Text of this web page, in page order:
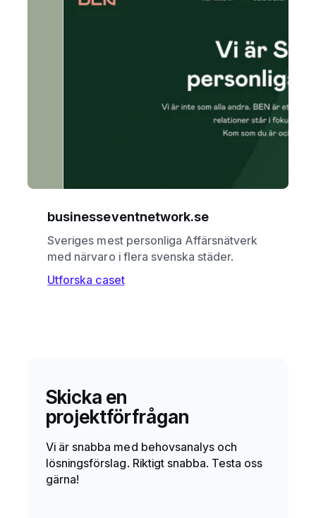
businesseventnetwork.se
Sveriges mest personliga Affärsnätverk
med närvaro i flera svenska städer.
Utforska caset
Skicka en
projektförfrågan
Vi är snabba med behovsanalys och
lösningsförslag. Riktigt snabba. Testa oss
gärna!